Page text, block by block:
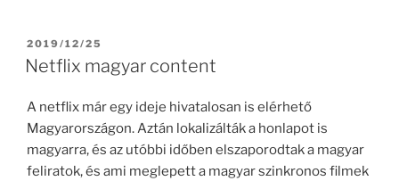
POSTED
ON
2019/12/25
Netflix magyar content
A netflix már egy ideje hivatalosan is elérhető
Magyarországon. Aztán lokalizálták a honlapot is
magyarra, és az utóbbi időben elszaporodtak a magyar
feliratok, és ami meglepett a magyar szinkronos filmek